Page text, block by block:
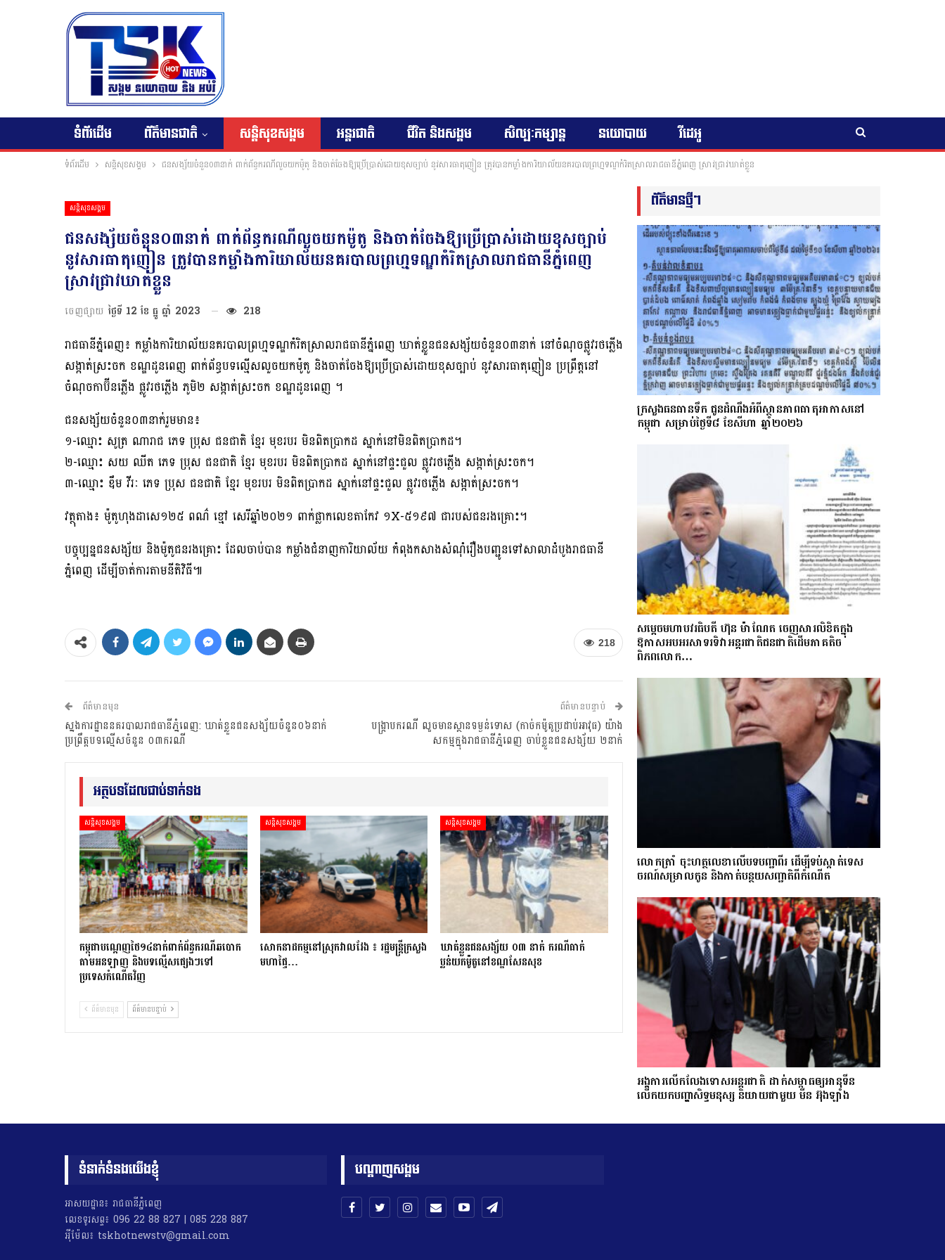
ទំព័រដើម ព័ត៌មានជាតិ សន្តិសុខសង្គម អន្តរជាតិ ជីវិត និងសង្គម សិល្បៈកម្សាន្ត នយោបាយ វីដេអូ
ទំព័រដើម សន្តិសុខសង្គម ជនសង្ស័យចំនួន០៣នាក់ ពាក់ព័ន្ធករណីលួចយកម៉ូតូ និងចាត់ចែងឱ្យប្រើប្រាស់ដោយខុសច្បាប់ នូវសារធាតុញៀន ត្រូវបានកម្លាំងការិយាល័យនគរបាលព្រហ្មទណ្ឌកំរិតស្រាលរាជធានីភ្នំពេញ ស្រាវជ្រាវឃាត់ខ្លួន
សន្តិសុខសង្គម
ជនសង្ស័យចំនួន០៣នាក់ ពាក់ព័ន្ធករណីលួចយកម៉ូតូ និងចាត់ចែងឱ្យប្រើប្រាស់ដោយខុសច្បាប់
នូវសារធាតុញៀន ត្រូវបានកម្លាំងការិយាល័យនគរបាលព្រហ្មទណ្ឌកំរិតស្រាលរាជធានីភ្នំពេញ
ស្រាវជ្រាវឃាត់ខ្លួន
ចេញផ្សាយ ថ្ងៃទី 12 ខែ ធ្នូ ឆ្នាំ 2023 218
រាជធានីភ្នំពេញ៖ កម្លាំងការិយាល័យនគរបាលព្រហ្មទណ្ឌកំរិតស្រាលរាជធានីភ្នំពេញ ឃាត់ខ្លួនជនសង្ស័យចំនួន០៣នាក់ នៅចំណុចផ្លូវរថភ្លើង
សង្កាត់ស្រះចក ខណ្ឌដូនពេញ ពាក់ព័ន្ធបទល្មើសលួចយកម៉ូតូ និងចាត់ចែងឱ្យប្រើប្រាស់ដោយខុសច្បាប់ នូវសារធាតុញៀន ប្រព្រឹត្តនៅ
ចំណុចកាប៊ីនភ្លើង ផ្លូវរថភ្លើង ភូមិ២ សង្កាត់ស្រះចក ខណ្ឌដូនពេញ ។
ជនសង្ស័យចំនួន០៣នាក់រួមមាន៖
១-ឈ្មោះ សូត្រ ណារាជ ភេទ ប្រុស ជនជាតិ ខ្មែរ មុខរបរ មិនពិតប្រាកដ ស្នាក់នៅមិនពិតប្រាកដ។
២-ឈ្មោះ សយ ឈីត ភេទ ប្រុស ជនជាតិ ខ្មែរ មុខរបរ មិនពិតប្រាកដ ស្នាក់នៅផ្ទះជួល ផ្លូវរថភ្លើង សង្កាត់ស្រះចក។
៣-ឈ្មោះ ឌឹម វីរៈ ភេទ ប្រុស ជនជាតិ ខ្មែរ មុខរបរ មិនពិតប្រាកដ ស្នាក់នៅផ្ទះជួល ផ្លូវរថភ្លើង សង្កាត់ស្រះចក។
វត្ថុតាង៖ ម៉ូតូហុងដាសេ១២៥ ពណ៌ ខ្មៅ សេរីឆ្នាំ២០២១ ពាក់ផ្លាកលេខតាកែវ ១X-៥១៩៧ ជារបស់ជនរងគ្រោះ។
បច្ចុប្បន្នជនសង្ស័យ និងម៉ូតូជនរងគ្រោះ ដែលចាប់បាន កម្លាំងជំនាញការិយាល័យ កំពុងកសាងសំណុំរឿងបញ្ជូនទៅសាលាដំបូងរាជធានី
ភ្នំពេញ ដើម្បីចាត់ការតាមនីតិវិធី៕
218
ព័ត៌មានមុន
ស្នងការដ្ឋាននគរបាលរាជធានីភ្នំពេញ: ឃាត់ខ្លួនជនសង្ស័យចំនួន០៦នាក់
ប្រព្រឹត្តបទល្មើសចំនួន ០៣ករណី
ព័ត៌មានបន្ទាប់
បង្រ្កាបករណី លួចមានស្ថានទម្ងន់ទោស (កាច់កម៉ូតូប្រដាប់អាវុធ) យ៉ាង
សកម្មក្នុងរាជធានីភ្នំពេញ ចាប់ខ្លួនជនសង្ស័យ ២នាក់
អត្ថបទដែលជាប់ទាក់ទង
សន្តិសុខសង្គម
កម្ពុជាបណ្ដេញថៃ១៤នាក់ពាក់ព័ន្ធករណីឆបោក
តាមអនឡាញ និងបទល្មើសផ្សេងៗទៅ
ប្រទេសកំណើតវិញ
សន្តិសុខសង្គម
សោកនាដកម្ម​នៅ​ស្រុក​វាល​វែង ៖ រដ្ឋមន្ត្រី​ក្រសួង
មហាផ្ទៃ…
សន្តិសុខសង្គម
ឃាត់ខ្លួនជនសង្ស័យ ០៣ នាក់ ករណីធាក់
ប្លន់យកម៉ូតូនៅខណ្ឌសែនសុខ
ព័ត៌មានមុន ព័ត៌មានបន្ទាប់
ព័ត៌មានថ្មីៗ
ក្រសួងធនធានទឹក ជូនដំណឹងអំពីស្ថានភាពធាតុអាកាសនៅ
កម្ពុជា សម្រាប់ថ្ងៃទី៨ ខែសីហា ឆ្នាំ២០២៦
សម្តេចមហាបវរធិបតី ហ៊ុន ម៉ាណែត ចេញសារលិខិតក្នុង
ឱកាសអបអរសាទរទិវាអន្តរជាតិជនជាតិដើមភាគតិច
ពិភពលោក…
លោក​ត្រាំ ចុះហត្ថលេខាលើបទបញ្ជាពីរ ដើម្បីទប់ស្កាត់ទេស​
ចរណ៍សម្រាលកូន និងកាត់បន្ថយសញ្ជាតិពីកំណើត
អង្គការលើកលែងទោសអន្តរជាតិ ដាក់សម្ពាធឲ្យអានុទីន
លើកយកបញ្ហាសិទ្ធមនុស្ស និយាយជាមួយ មីន អ៊ុងឡាំង
ទំនាក់ទំនងយើងខ្ញុំ
អាសយដ្ឋាន៖ រាជធានីភ្នំពេញ
លេខទូរសព្ទ៖ 096 22 88 827 | 085 228 887
អុីម៉ែល៖ tskhotnewstv@gmail.com
បណ្តាញសង្គម